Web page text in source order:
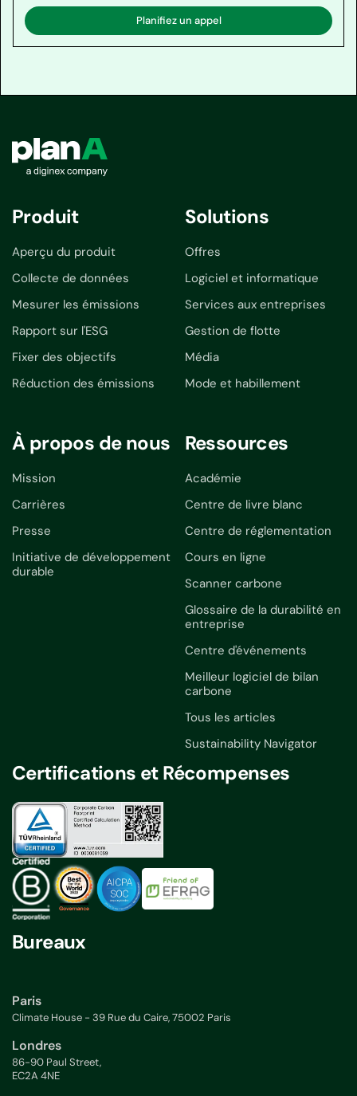
Planifiez un appel
Produit
Aperçu du produit
Collecte de données
Mesurer les émissions
Rapport sur l'ESG
Fixer des objectifs
Réduction des émissions
Solutions
Offres
Logiciel et informatique
Services aux entreprises
Gestion de flotte
Média
Mode et habillement
À propos de nous
Mission
Carrières
Presse
Initiative de développement
durable
Ressources
Académie
Centre de livre blanc
Centre de réglementation
Cours en ligne
Scanner carbone
Glossaire de la durabilité en
entreprise
Centre d'événements
Meilleur logiciel de bilan
carbone
Tous les articles
Sustainability Navigator
Certifications et Récompenses
Bureaux
Paris
Climate House - 39 Rue du Caire, 75002 Paris
Londres
86-90 Paul Street,
EC2A 4NE